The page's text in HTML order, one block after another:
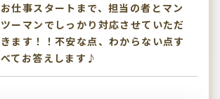
お仕事スタートまで、担当の者とマン
ツーマンでしっかり対応させていただ
きます！！不安な点、わからない点す
べてお答えします♪